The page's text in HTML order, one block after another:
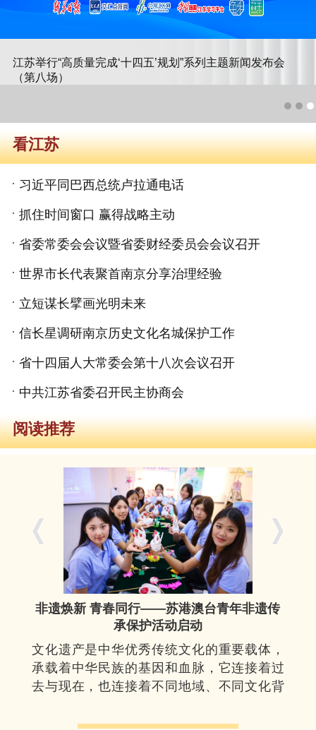
江苏举行“高质量完成‘十四五’规划”系列主题新闻发布会
（第八场）
看江苏
习近平同巴西总统卢拉通电话
抓住时间窗口 赢得战略主动
省委常委会会议暨省委财经委员会会议召开
世界市长代表聚首南京分享治理经验
立短谋长擘画光明未来
信长星调研南京历史文化名城保护工作
省十四届人大常委会第十八次会议召开
中共江苏省委召开民主协商会
阅读推荐
非遗焕新 青春同行——苏港澳台青年非遗传
承保护活动启动
文化遗产是中华优秀传统文化的重要载体，
承载着中华民族的基因和血脉，它连接着过
去与现在，也连接着不同地域、不同文化背